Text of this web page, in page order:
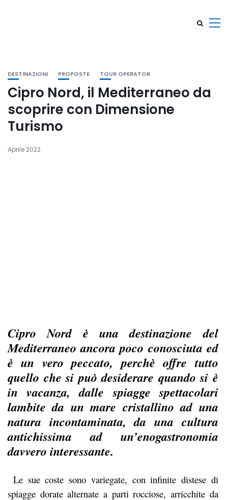
DESTINAZIONI PROPOSTE TOUR OPERATOR
Cipro Nord, il Mediterraneo da
scoprire con Dimensione
Turismo
Aprile 2022
Cipro Nord è una destinazione del
Mediterraneo ancora poco conosciuta ed
è un vero peccato, perchè offre tutto
quello che si può desiderare quando si è
in vacanza, dalle spiagge spettacolari
lambite da un mare cristallino ad una
natura incontaminata, da una cultura
antichissima ad un’enogastronomia
davvero interessante.
Le sue coste sono variegate, con infinite distese di
spiagge dorate alternate a parti rocciose, arricchite da